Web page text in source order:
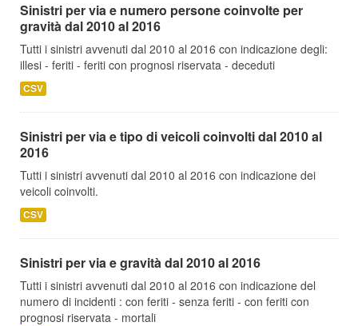
Sinistri per via e numero persone coinvolte per
gravità dal 2010 al 2016
Tutti i sinistri avvenuti dal 2010 al 2016 con indicazione degli:
illesi - feriti - feriti con prognosi riservata - deceduti
CSV
Sinistri per via e tipo di veicoli coinvolti dal 2010 al
2016
Tutti i sinistri avvenuti dal 2010 al 2016 con indicazione dei
veicoli coinvolti.
CSV
Sinistri per via e gravità dal 2010 al 2016
Tutti i sinistri avvenuti dal 2010 al 2016 con indicazione del
numero di incidenti : con feriti - senza feriti - con feriti con
prognosi riservata - mortali